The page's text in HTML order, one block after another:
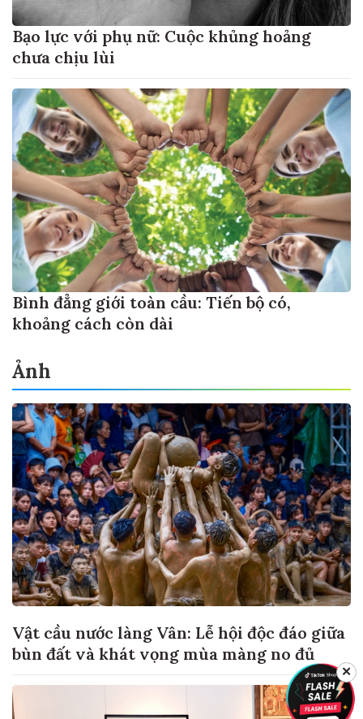
Bạo lực với phụ nữ: Cuộc khủng hoảng
chưa chịu lùi
Bình đẳng giới toàn cầu: Tiến bộ có,
khoảng cách còn dài
Ảnh
Vật cầu nước làng Vân: Lễ hội độc đáo giữa
bùn đất và khát vọng mùa màng no đủ
✕